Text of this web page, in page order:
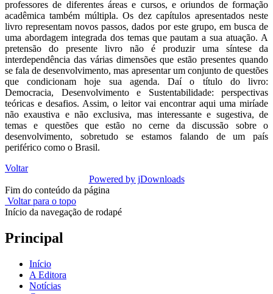
professores de diferentes áreas e cursos, e oriundos de formação
acadêmica também múltipla. Os dez capítulos apresentados neste
livro representam novos passos, dados por este grupo, em busca de
uma abordagem integrada dos temas que pautam a sua atuação. A
pretensão do presente livro não é produzir uma síntese da
interdependência das várias dimensões que estão presentes quando
se fala de desenvolvimento, mas apresentar um conjunto de questões
que condicionam hoje sua agenda. Daí o título do livro:
Democracia, Desenvolvimento e Sustentabilidade: perspectivas
teóricas e desafios. Assim, o leitor vai encontrar aqui uma miríade
não exaustiva e não exclusiva, mas interessante e sugestiva, de
temas e questões que estão no cerne da discussão sobre o
desenvolvimento, sobretudo se estamos falando de um país
periférico como o Brasil.
Voltar
Powered by jDownloads
Fim do conteúdo da página
Voltar para o topo
Início da navegação de rodapé
Principal
Início
A Editora
Notícias